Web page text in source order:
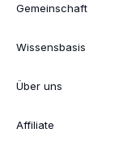
Gemeinschaft
Wissensbasis
Über uns
Affiliate